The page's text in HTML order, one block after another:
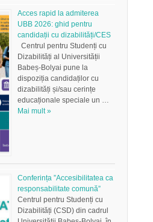
Acces rapid la admiterea
UBB 2026: ghid pentru
candidații cu dizabilități/CES
Centrul pentru Studenți cu
Dizabilități al Universității
Babeș-Bolyai pune la
dispoziția candidaților cu
dizabilități și/sau cerințe
educaționale speciale un …
Mai mult »
Conferința ”Accesibilitatea ca
responsabilitate comună”
Centrul pentru Studenți cu
Dizabilități (CSD) din cadrul